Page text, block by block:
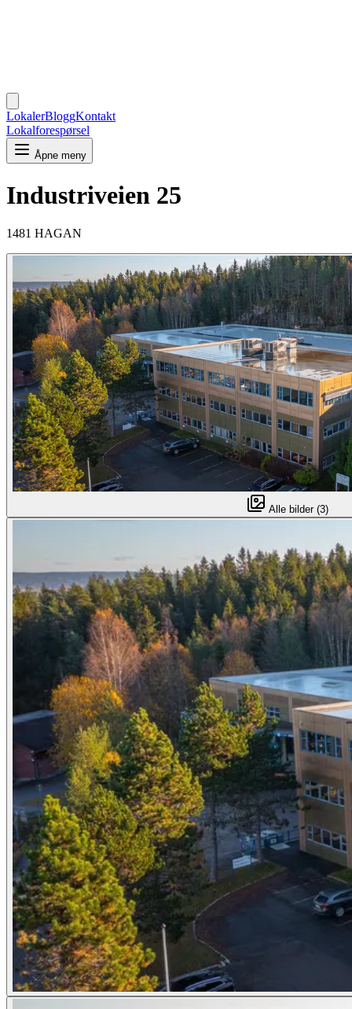
LokalerBloggKontakt
Lokalforespørsel
Åpne meny
Industriveien 25
1481 HAGAN
Alle bilder (3)